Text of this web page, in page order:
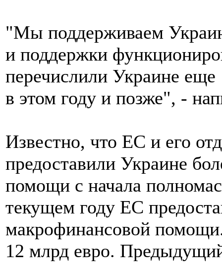
"Мы поддерживаем
и поддержки
перечислили Украине
в этом году и позже", -
Известно, что ЕС и его
предоставили Украине
помощи с начала
текущем году ЕС
макрофинансовой
12 млрд евро.